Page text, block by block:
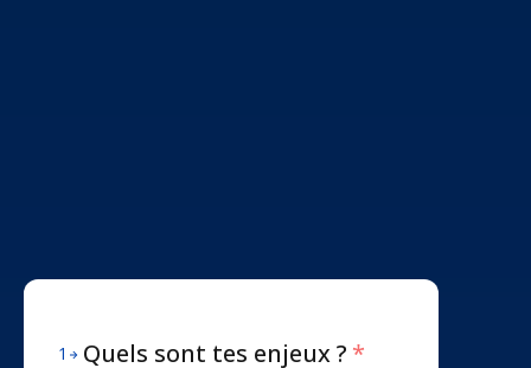
1 Quels sont tes enjeux ? *